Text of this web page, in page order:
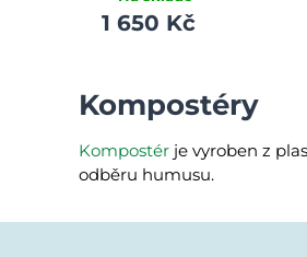
1 650 Kč
Kompostéry
Kompostér je vyroben z
odběru humusu.